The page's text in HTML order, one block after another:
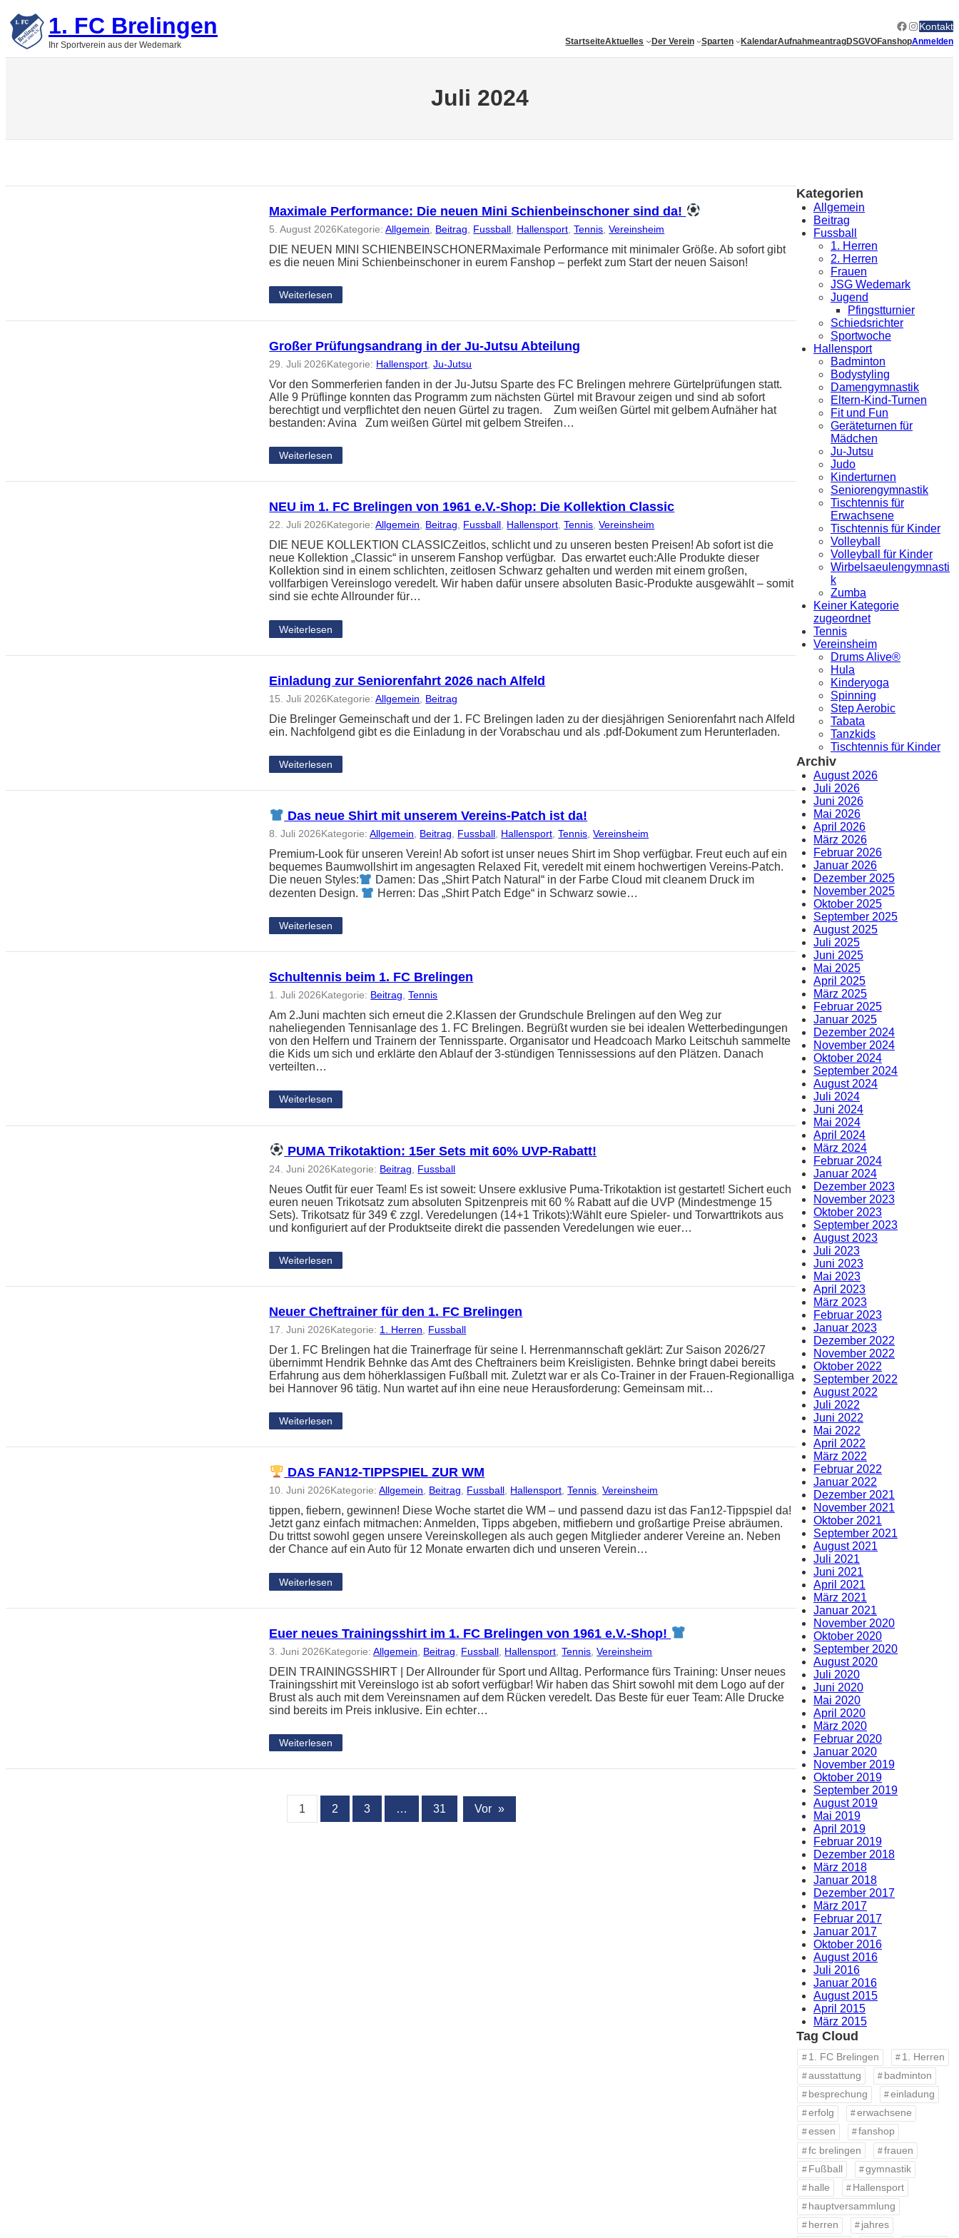
Zum
Inhalt
springen1. FC Brelingen
Ihr Sportverein aus der Wedemark
Facebook
Instagram
Kontakt
StartseiteAktuelles Der Verein Sparten KalendarAufnahmeantragDSGVOFanshopAnmelden
Juli 2024
Maximale Performance: Die neuen Mini Schienbeinschoner sind da!
5. August 2026Kategorie:Allgemein Beitrag Fussball Hallensport , Tennis , Vereinsheim
DIE NEUEN MINI SCHIENBEINSCHONERMaximale Performance mit minimaler Größe. Ab sofort gibt
es die neuen Mini Schienbeinschoner in eurem Fanshop – perfekt zum Start der neuen Saison!
Weiterlesen
Großer Prüfungsandrang in der Ju-Jutsu Abteilung
29. Juli 2026Kategorie: Hallensport , Ju-Jutsu
Vor den Sommerferien fanden in der Ju-Jutsu Sparte des FC Brelingen mehrere Gürtelprüfungen statt.
Alle 9 Prüflinge konnten das Programm zum nächsten Gürtel mit Bravour zeigen und sind ab sofort
berechtigt und verpflichtet den neuen Gürtel zu tragen. Zum weißen Gürtel mit gelbem Aufnäher hat
bestanden: Avina Zum weißen Gürtel mit gelbem Streifen…
Weiterlesen
NEU im 1. FC Brelingen von 1961 e.V.-Shop: Die Kollektion Classic
22. Juli 2026Kategorie:Allgemein, Beitrag, Fussball, Hallensport, Tennis, Vereinsheim
DIE NEUE KOLLEKTION CLASSICZeitlos, schlicht und zu unseren besten Preisen! Ab sofort ist die
neue Kollektion „Classic“ in unserem Fanshop verfügbar. Das erwartet euch:Alle Produkte dieser
Kollektion sind in einem schlichten, zeitlosen Schwarz gehalten und werden mit einem großen,
vollfarbigen Vereinslogo veredelt. Wir haben dafür unsere absoluten Basic-Produkte ausgewählt – somit
sind sie echte Allrounder für…
Weiterlesen
Einladung zur Seniorenfahrt 2026 nach Alfeld
15. Juli 2026Kategorie:Allgemein Beitrag
Die Brelinger Gemeinschaft und der 1. FC Brelingen laden zu der diesjährigen Seniorenfahrt nach Alfeld
ein. Nachfolgend gibt es die Einladung in der Vorabschau und als .pdf-Dokument zum Herunterladen.
Weiterlesen
Das neue Shirt mit unserem Vereins-Patch ist da!
8. Juli 2026Kategorie:Allgemein Beitrag Fussball Hallensport , Tennis , Vereinsheim
Premium-Look für unseren Verein! Ab sofort ist unser neues Shirt im Shop verfügbar. Freut euch auf ein
bequemes Baumwollshirt im angesagten Relaxed Fit, veredelt mit einem hochwertigen Vereins-Patch.
Die neuen Styles:
Damen: Das „Shirt Patch Natural“ in der Farbe Cloud mit cleanem Druck im
dezenten Design.
Herren: Das „Shirt Patch Edge“ in Schwarz sowie…
Weiterlesen
Schultennis beim 1. FC Brelingen
1. Juli 2026Kategorie: Beitrag, Tennis
Am 2.Juni machten sich erneut die 2.Klassen der Grundschule Brelingen auf den Weg zur
naheliegenden Tennisanlage des 1. FC Brelingen. Begrüßt wurden sie bei idealen Wetterbedingungen
von den Helfern und Trainern der Tennissparte. Organisator und Headcoach Marko Leitschuh sammelte
die Kids um sich und erklärte den Ablauf der 3-stündigen Tennissessions auf den Plätzen. Danach
verteilten…
Weiterlesen
PUMA Trikotaktion: 15er Sets mit 60% UVP-Rabatt!
24. Juni 2026Kategorie: Beitrag Fussball
Neues Outfit für euer Team! Es ist soweit: Unsere exklusive Puma-Trikotaktion ist gestartet! Sichert euch
euren neuen Trikotsatz zum absoluten Spitzenpreis mit 60 % Rabatt auf die UVP (Mindestmenge 15
Sets). Trikotsatz für 349 € zzgl. Veredelungen (14+1 Trikots):Wählt eure Spieler- und Torwarttrikots aus
und konfiguriert auf der Produktseite direkt die passenden Veredelungen wie euer…
Weiterlesen
Neuer Cheftrainer für den 1. FC Brelingen
17. Juni 2026Kategorie: 1. Herren Fussball
Der 1. FC Brelingen hat die Trainerfrage für seine I. Herrenmannschaft geklärt: Zur Saison 2026/27
übernimmt Hendrik Behnke das Amt des Cheftrainers beim Kreisligisten. Behnke bringt dabei bereits
Erfahrung aus dem höherklassigen Fußball mit. Zuletzt war er als Co-Trainer in der Frauen-Regionalliga
bei Hannover 96 tätig. Nun wartet auf ihn eine neue Herausforderung: Gemeinsam mit…
Weiterlesen
DAS FAN12-TIPPSPIEL ZUR WM
10. Juni 2026Kategorie:Allgemein, Beitrag, Fussball, Hallensport, Tennis, Vereinsheim
tippen, fiebern, gewinnen! Diese Woche startet die WM – und passend dazu ist das Fan12-Tippspiel da!
Jetzt ganz einfach mitmachen: Anmelden, Tipps abgeben, mitfiebern und großartige Preise abräumen.
Du trittst sowohl gegen unsere Vereinskollegen als auch gegen Mitglieder anderer Vereine an. Neben
der Chance auf ein Auto für 12 Monate erwarten dich und unseren Verein…
Weiterlesen
Euer neues Trainingsshirt im 1. FC Brelingen von 1961 e.V.-Shop!
3. Juni 2026Kategorie:Allgemein Beitrag Fussball Hallensport , Tennis , Vereinsheim
DEIN TRAININGSSHIRT | Der Allrounder für Sport und Alltag. Performance fürs Training: Unser neues
Trainingsshirt mit Vereinslogo ist ab sofort verfügbar! Wir haben das Shirt sowohl mit dem Logo auf der
Brust als auch mit dem Vereinsnamen auf dem Rücken veredelt. Das Beste für euer Team: Alle Drucke
sind bereits im Preis inklusive. Ein echter…
Weiterlesen
1 2 3 … 31 Vor »
Kategorien
Allgemein
Beitrag
Fussball
1. Herren
2. Herren
Frauen
JSG Wedemark
Jugend
Pfingstturnier
Schiedsrichter
Sportwoche
Hallensport
Badminton
Bodystyling
Damengymnastik
Eltern-Kind-Turnen
Fit und Fun
Geräteturnen für
Mädchen
Ju-Jutsu
Judo
Kinderturnen
Seniorengymnastik
Tischtennis für
Erwachsene
Tischtennis für Kinder
Volleyball
Volleyball für Kinder
Wirbelsaeulengymnasti
k
Zumba
Keiner Kategorie
zugeordnet
Tennis
Vereinsheim
Drums Alive®
Hula
Kinderyoga
Spinning
Step Aerobic
Tabata
Tanzkids
Tischtennis für Kinder
Archiv
August 2026
Juli 2026
Juni 2026
Mai 2026
April 2026
März 2026
Februar 2026
Januar 2026
Dezember 2025
November 2025
Oktober 2025
September 2025
August 2025
Juli 2025
Juni 2025
Mai 2025
April 2025
März 2025
Februar 2025
Januar 2025
Dezember 2024
November 2024
Oktober 2024
September 2024
August 2024
Juli 2024
Juni 2024
Mai 2024
April 2024
März 2024
Februar 2024
Januar 2024
Dezember 2023
November 2023
Oktober 2023
September 2023
August 2023
Juli 2023
Juni 2023
Mai 2023
April 2023
März 2023
Februar 2023
Januar 2023
Dezember 2022
November 2022
Oktober 2022
September 2022
August 2022
Juli 2022
Juni 2022
Mai 2022
April 2022
März 2022
Februar 2022
Januar 2022
Dezember 2021
November 2021
Oktober 2021
September 2021
August 2021
Juli 2021
Juni 2021
April 2021
März 2021
Januar 2021
November 2020
Oktober 2020
September 2020
August 2020
Juli 2020
Juni 2020
Mai 2020
April 2020
März 2020
Februar 2020
Januar 2020
November 2019
Oktober 2019
September 2019
August 2019
Mai 2019
April 2019
Februar 2019
Dezember 2018
März 2018
Januar 2018
Dezember 2017
März 2017
Februar 2017
Januar 2017
Oktober 2016
August 2016
Juli 2016
Januar 2016
August 2015
April 2015
März 2015
Tag Cloud
1. FC Brelingen
1. Herren
ausstattung
badminton
besprechung
einladung
erfolg
erwachsene
essen
fanshop
fc brelingen
frauen
Fußball
gymnastik
halle
Hallensport
hauptversammlung
herren
jahres